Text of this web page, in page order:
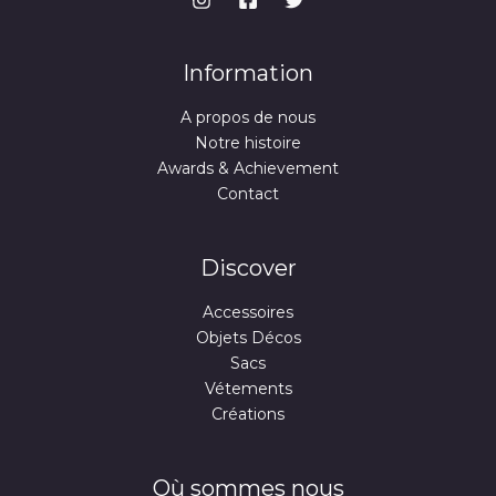
Information
A propos de nous
Notre histoire
Awards & Achievement
Contact
Discover
Accessoires
Objets Décos
Sacs
Vétements
Créations
Où sommes nous